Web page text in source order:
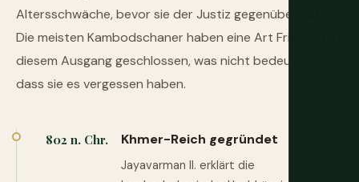
Altersschwäche, bevor sie der Justiz gegenübertraten.
Die meisten Kambodschaner haben eine Art Frieden mit
diesem Ausgang geschlossen, was nicht bedeutet,
dass sie es vergessen haben.
802 n. Chr. Khmer-Reich gegründet
Jayavarman II. erklärt die